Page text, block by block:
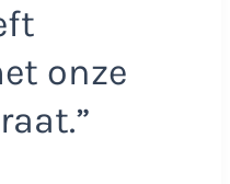
onze